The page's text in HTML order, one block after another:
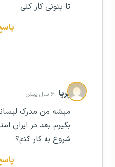
تا بتونی کار کنی
پریا ۶ سال پیش
میشه من مدرک
بگیرم بعد در ایران
شروع به کار کنم؟